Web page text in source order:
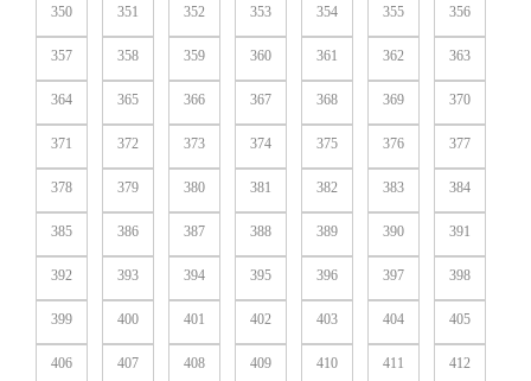
350 351 352 353 354 355 356
357 358 359 360 361 362 363
364 365 366 367 368 369 370
371 372 373 374 375 376 377
378 379 380 381 382 383 384
385 386 387 388 389 390 391
392 393 394 395 396 397 398
399 400 401 402 403 404 405
406 407 408 409 410 411 412